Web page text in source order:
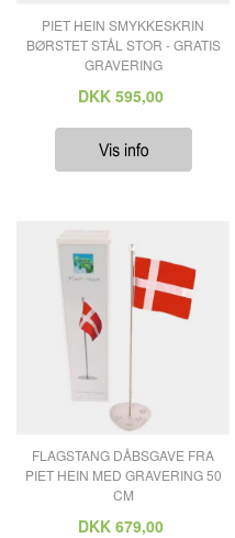
PIET HEIN SMYKKESKRIN
BØRSTET STÅL STOR - GRATIS
GRAVERING
DKK 595,00
FLAGSTANG DÅBSGAVE FRA
PIET HEIN MED GRAVERING 50
CM
DKK 679,00